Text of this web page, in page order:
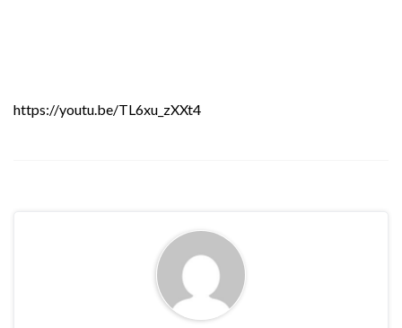
https://youtu.be/TL6xu_zXXt4